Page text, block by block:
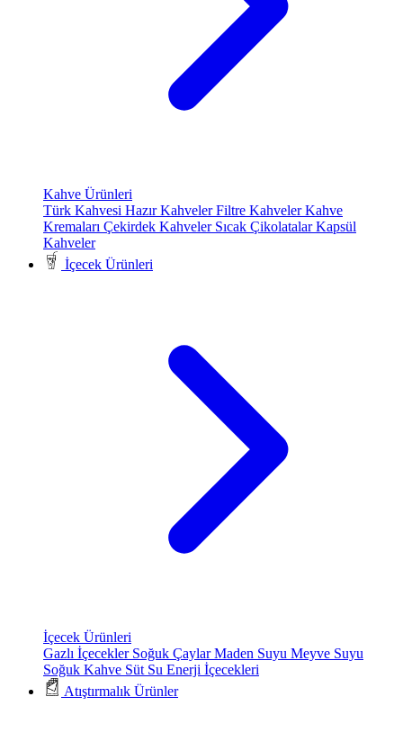
Kahve Ürünleri
Türk Kahvesi Hazır KahvelerFiltre KahvelerKahve
Kremaları Çekirdek Kahveler Sıcak ÇikolatalarKapsül
Kahveler
İçecek Ürünleri
İçecek Ürünleri
Gazlı İçecekler Soğuk ÇaylarMaden Suyu Meyve Suyu
Soğuk Kahve Süt Su Enerji İçecekleri
Atıştırmalık Ürünler